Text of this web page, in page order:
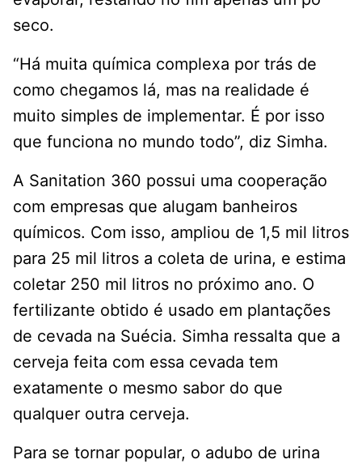
seco.
“Há muita química complexa por trás de
como chegamos lá, mas na realidade é
muito simples de implementar. É por isso
que funciona no mundo todo”, diz Simha.
A Sanitation 360 possui uma cooperação
com empresas que alugam banheiros
químicos. Com isso, ampliou de 1,5 mil litros
para 25 mil litros a coleta de urina, e estima
coletar 250 mil litros no próximo ano. O
fertilizante obtido é usado em plantações
de cevada na Suécia. Simha ressalta que a
cerveja feita com essa cevada tem
exatamente o mesmo sabor do que
qualquer outra cerveja.
Para se tornar popular, o adubo de urina